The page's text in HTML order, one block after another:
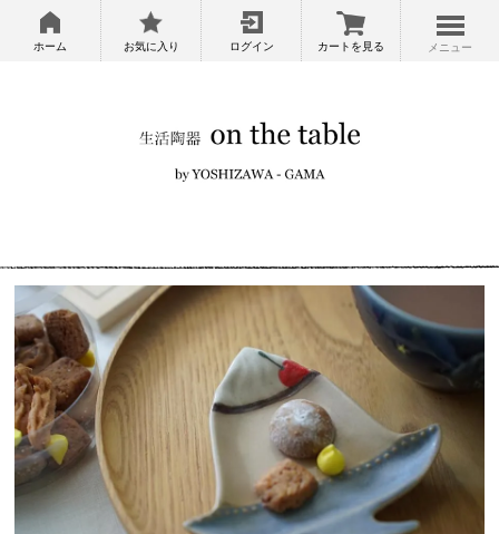
ホーム お気に入り ログイン カートを見る メニュー